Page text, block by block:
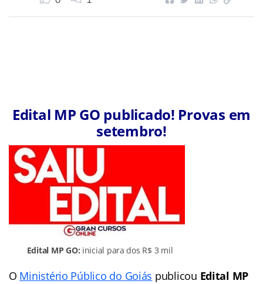
Edital MP GO publicado! Provas em
setembro!
Edital MP GO: inicial para dos R$ 3 mil
O Ministério Público do Goiás publicou Edital MP